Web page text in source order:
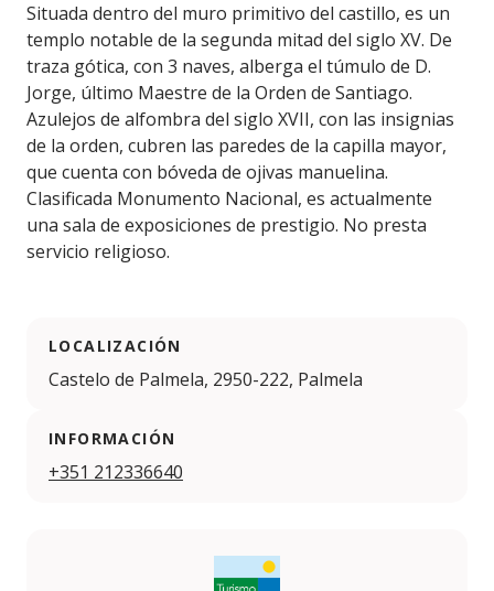
Situada dentro del muro primitivo del castillo, es un
templo notable de la segunda mitad del siglo XV. De
traza gótica, con 3 naves, alberga el túmulo de D.
Jorge, último Maestre de la Orden de Santiago.
Azulejos de alfombra del siglo XVII, con las insignias
de la orden, cubren las paredes de la capilla mayor,
que cuenta con bóveda de ojivas manuelina.
Clasificada Monumento Nacional, es actualmente
una sala de exposiciones de prestigio. No presta
servicio religioso.
LOCALIZACIÓN
Castelo de Palmela, 2950-222, Palmela
INFORMACIÓN
+351 212336640